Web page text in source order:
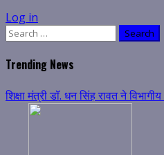
Log in
Search
Trending News
शिक्षा मंत्री डॉ. धन सिंह रावत ने